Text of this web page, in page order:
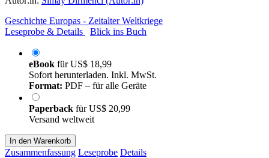
Geschichte Europas - Zeitalter Weltkriege
Leseprobe & Details
Blick ins Buch
eBook fürUS$ 18,99
Sofort herunterladen. Inkl. MwSt.
Format: PDF – für alle Geräte
Paperback fürUS$ 20,99
Versand weltweit
In den Warenkorb
Zusammenfassung Leseprobe Details